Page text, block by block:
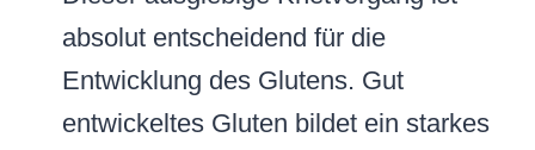
absolut entscheidend für die
Entwicklung des Glutens. Gut
entwickeltes Gluten bildet ein starkes